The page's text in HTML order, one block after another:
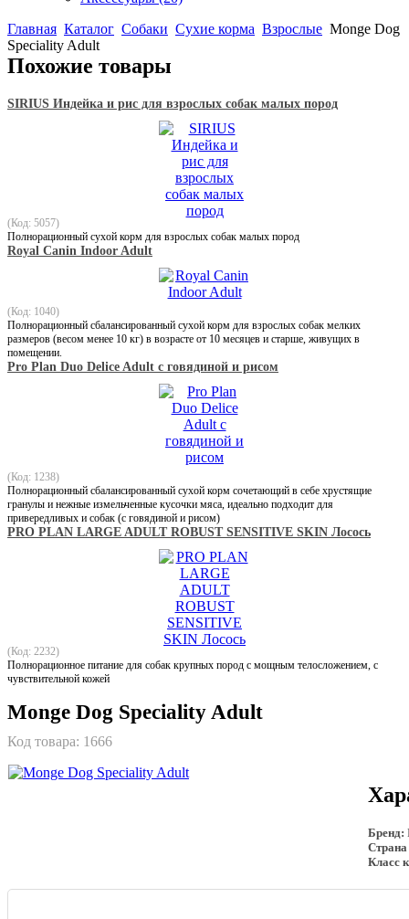
Главная Каталог Собаки Сухие корма Взрослые Monge Dog
Speciality Adult
Похожие товары
SIRIUS Индейка и рис для взрослых собак малых пород
(Код: 5057)
Полнорационный сухой корм для взрослых собак малых пород
Royal Canin Indoor Adult
(Код: 1040)
Полнорационный сбалансированный сухой корм для взрослых собак мелких
размеров (весом менее 10 кг) в возрасте от 10 месяцев и старше, живущих в
помещении.
Pro Plan Duo Delice Adult c говядиной и рисом
(Код: 1238)
Полнорационный сбалансированный сухой корм сочетающий в себе хрустящие
гранулы и нежные измельченные кусочки мяса, идеально подходит для
привередливых и собак (c говядиной и рисом)
PRO PLAN LARGE ADULT ROBUST SENSITIVE SKIN Лосось
(Код: 2232)
Полнорационное питание для собак крупных пород с мощным телосложением, с
чувствительной кожей
Monge Dog Speciality Adult
Код товара: 1666
Бренд:
Страна
Класс